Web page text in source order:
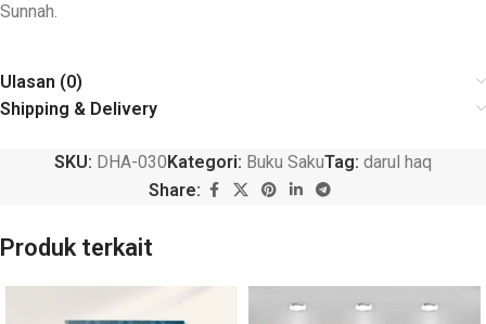
Sunnah.
Ulasan (0)
Shipping & Delivery
SKU: DHA-030Kategori: Buku SakuTag: darul haq
Share:
Produk terkait